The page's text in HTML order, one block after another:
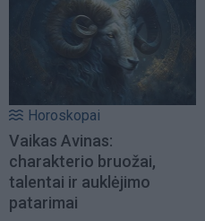
Horoskopai
Vaikas Avinas:
charakterio bruožai,
talentai ir auklėjimo
patarimai